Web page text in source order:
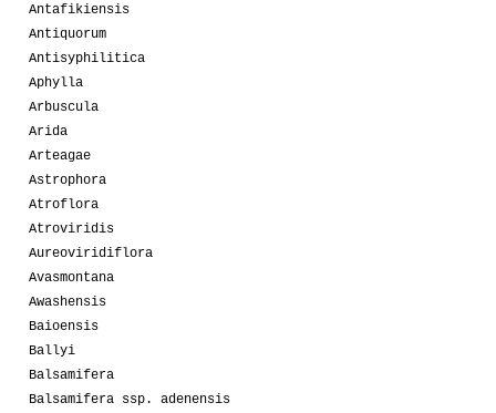
Antafikiensis
Antiquorum
Antisyphilitica
Aphylla
Arbuscula
Arida
Arteagae
Astrophora
Atroflora
Atroviridis
Aureoviridiflora
Avasmontana
Awashensis
Baioensis
Ballyi
Balsamifera
Balsamifera ssp. adenensis